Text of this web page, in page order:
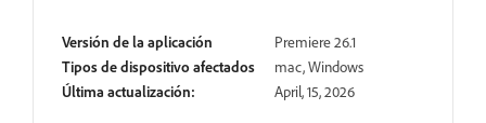
Versión de la aplicación
Premiere 26.1
Tipos de dispositivo afectados
mac, Windows
Última actualización:
April, 15, 2026